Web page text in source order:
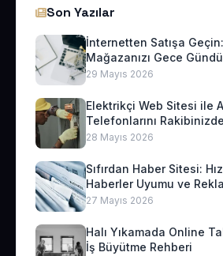
Son Yazılar
İnternetten Satışa
Mağazanızı Gece
29 Mayıs 2026
Elektrikçi Web Sitesi ile
Telefonlarını
28 Mayıs 2026
Sıfırdan Haber Sitesi:
Haberler Uyumu ve
27 Mayıs 2026
Halı Yıkamada Online
İş Büyütme Rehberi